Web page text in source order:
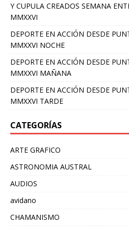
Y CUPULA CREADOS SEMANA
MMXXVI
DEPORTE EN ACCIÓN DESDE
MMXXVI NOCHE
DEPORTE EN ACCIÓN DESDE
MMXXVI MAÑANA
DEPORTE EN ACCIÓN DESDE
MMXXVI TARDE
CATEGORÍAS
ARTE GRAFICO
ASTRONOMIA AUSTRAL
AUDIOS
avidano
CHAMANISMO